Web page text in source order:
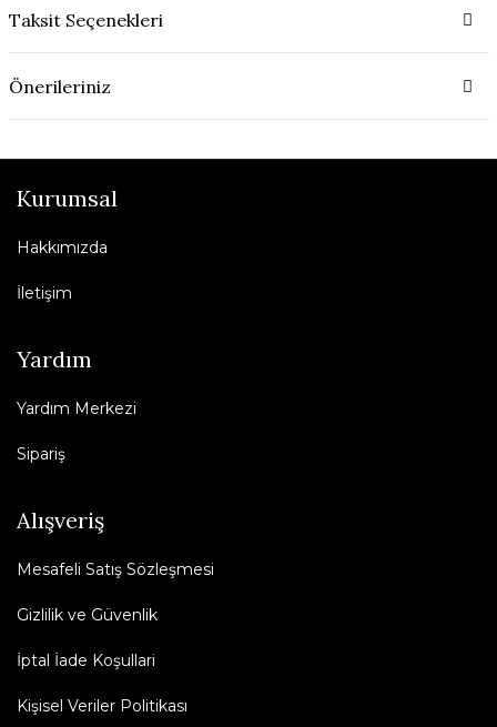
Taksit Seçenekleri
Önerileriniz
Kurumsal
Hakkımızda
İletişim
Yardım
Yardım Merkezi
Sipariş
Alışveriş
Mesafeli Satış Sözleşmesi
Gizlilik ve Güvenlik
İptal İade Koşullari
Kişisel Veriler Politikası